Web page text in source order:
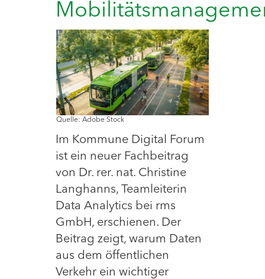
Quelle: Adobe Stock
Im Kommune Digital Forum
ist ein neuer Fachbeitrag
von Dr. rer. nat. Christine
Langhanns, Teamleiterin
Data Analytics bei rms
GmbH, erschienen. Der
Beitrag zeigt, warum Daten
aus dem öffentlichen
Verkehr ein wichtiger